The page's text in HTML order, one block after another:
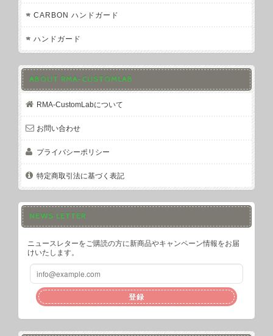
CARBON ハンドガード
ハンドガード
ABOUT RMA-CUSTOMLAB
RMA-CustomLabについて
お問い合わせ
プライバシーポリシー
特定商取引法に基づく表記
NEWS LETTER
ニュースレターをご購読の方に新商品やキャンペーン情報をお届
けいたします。
登録